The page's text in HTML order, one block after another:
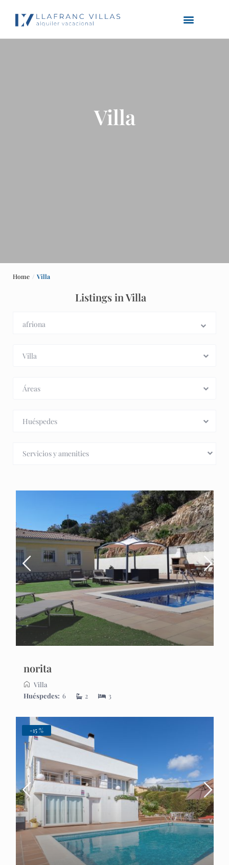
Villa
Home Villa
Listings in Villa
Villa
Áreas
Huéspedes
Servicios y amenities
norita
Villa
Huéspedes: 6 2 3
-15 %